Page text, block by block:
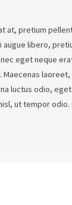
at, pretium
libero,
eget neque
laoreet,
luctus odio,
ut tempor odio.